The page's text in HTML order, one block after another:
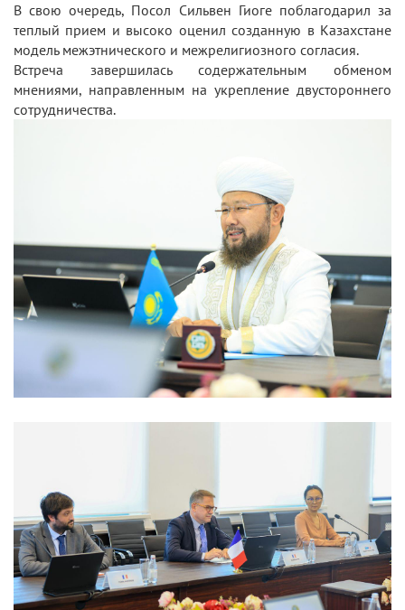
В свою очередь, Посол Сильвен Гиоге поблагодарил за
теплый прием и высоко оценил созданную в Казахстане
модель межэтнического и межрелигиозного согласия.
Встреча завершилась содержательным обменом
мнениями, направленным на укрепление двустороннего
сотрудничества.